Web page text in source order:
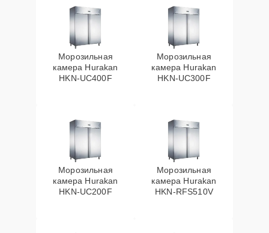
Морозильная
камера Hurakan
HKN-UC400F
Морозильная
камера Hurakan
HKN-UC300F
Морозильная
камера Hurakan
HKN-UC200F
Морозильная
камера Hurakan
HKN-RFS510V